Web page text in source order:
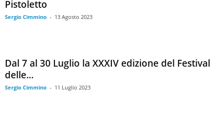
Pistoletto
Sergio Cimmino - 13 Agosto 2023
Dal 7 al 30 Luglio la XXXIV edizione del Festival
delle...
Sergio Cimmino - 11 Luglio 2023